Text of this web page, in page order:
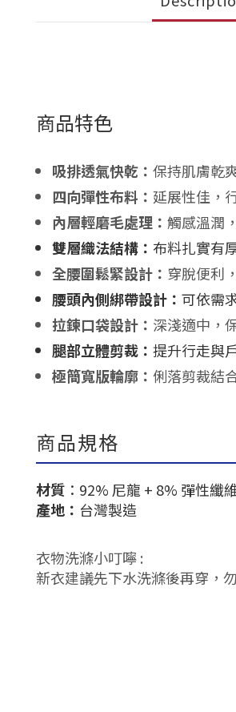
商品特色
吸排透氣快乾： 保持肌膚乾
四向彈性布料： 延展性佳，
內層輕磨毛處理： 觸感溫潤
雙層織法結構： 布料扎實有
全腰圍鬆緊設計： 穿脫便利
腰頭內側綁帶設計： 可依需
拉鍊口袋設計： 深淺適中，
腿部立體剪裁： 提升行走與
極簡寬版輪廓： 俐落剪裁結
商品規格
材質 ：92% 尼龍 + 8% 彈性纖
產地： 台灣製造
衣物洗滌小叮嚀 :
新衣建議先下水洗滌後再穿，